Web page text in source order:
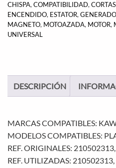
CHISPA, COMPATIBILIDAD,
ENCENDIDO, ESTATOR,
MAGNETO, MOTOAZADA, MOTOR,
UNIVERSAL
DESCRIPCIÓN
MARCAS COMPATIBLES:
MODELOS COMPATIBLES:
REF. ORIGINALES: 210502313,
REF. UTILIZADAS: